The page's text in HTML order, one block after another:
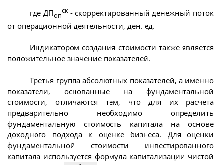
где ДПоп
ск- скорректированный денежный поток
от операционной деятельности, ден. ед.
Индикатором создания стоимости также является
положительное значение показателей.
Третья группа абсолютных показателей, а именно
показатели, основанные на фундаментальной
стоимости, отличаются тем, что для их расчета
предварительно необходимо определить
фундаментальную стоимость капитала на основе
доходного подхода к оценке бизнеса. Для оценки
фундаментальной стоимости инвестированного
капитала используется формула капитализации чистой